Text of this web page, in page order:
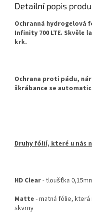
Detailní popis
Ochranná hydrogelová
Infinity 700 LTE. Skvěle
krk.
Ochrana proti pádu,
škrábance se
Druhy fólií, které u nás
HD Clear- tloušťka
Matte - matná fólie,
skvrny